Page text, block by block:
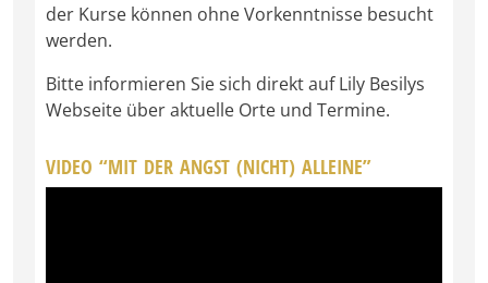
der Kurse können ohne Vorkenntnisse besucht
werden.
Bitte informieren Sie sich direkt auf Lily Besilys
Webseite über aktuelle Orte und Termine.
VIDEO “MIT DER ANGST (NICHT) ALLEINE”